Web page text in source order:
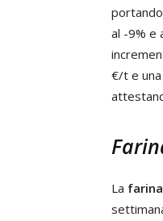
al -9% e
€/t e una
La